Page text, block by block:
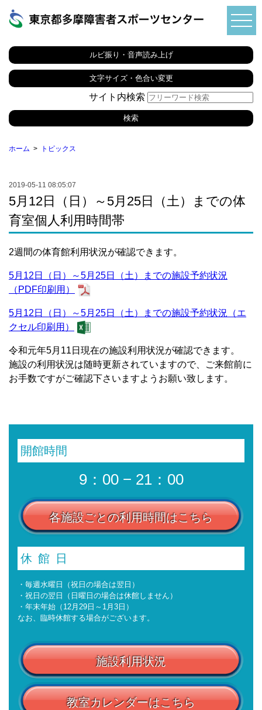
ルビ振り・音声読み上げ
文字サイズ・色合い変更
サイト内検索
ホーム トピックス
2019-05-11 08:05:07
5月12日（日）～5月25日（土）までの体
育室個人利用時間帯
2週間の体育館利用状況が確認できます。
5月12日（日）～5月25日（土）までの施設予約状況
（PDF印刷用）
5月12日（日）～5月25日（土）までの施設予約状況（エ
クセル印刷用）
令和元年5月11日現在の施設利用状況が確認できます。
施設の利用状況は随時更新されていますので、ご来館前に
お手数ですがご確認下さいますようお願い致します。
開館時間
9：00 − 21：00
各施設ごとの利用時間はこちら
休館日
・毎週水曜日（祝日の場合は翌日）
・祝日の翌日（日曜日の場合は休館しません）
・年末年始（12月29日～1月3日）
なお、臨時休館する場合がございます。
施設利用状況
教室カレンダーはこちら